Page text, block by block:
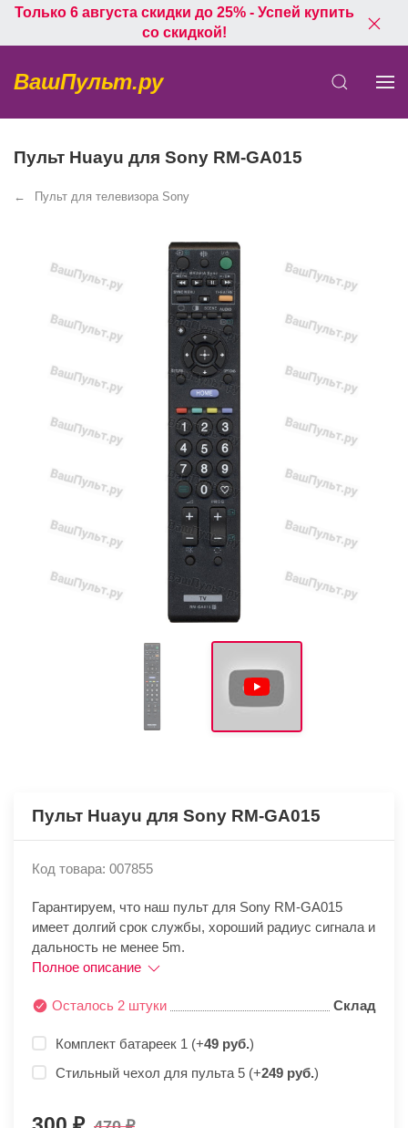
Только 6 августа скидки до 25% - Успей купить
со скидкой!
ВашПульт.ру
Пульт Huayu для Sony RM-GA015
Пульт для телевизора Sony
Пульт Huayu для Sony RM-GA015
Код товара: 007855
Гарантируем, что наш пульт для Sony RM-GA015
имеет долгий срок службы, хороший радиус сигнала и
дальность не менее 5m.
Полное описание
Осталось 2 штуки Склад
Комплект батареек 1 (+49 руб.)
Стильный чехол для пульта 5 (+249 руб.)